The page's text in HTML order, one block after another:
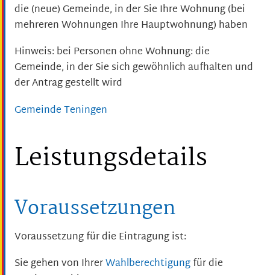
die (neue) Gemeinde, in der Sie Ihre Wohnung (bei
mehreren Wohnungen Ihre Hauptwohnung) haben
Hinweis: bei Personen ohne Wohnung: die
Gemeinde, in der Sie sich gewöhnlich aufhalten und
der Antrag gestellt wird
Gemeinde Teningen
Leistungsdetails
Voraussetzungen
Voraussetzung für die Eintragung ist:
Sie gehen von IhrerWahlberechtigungfür die